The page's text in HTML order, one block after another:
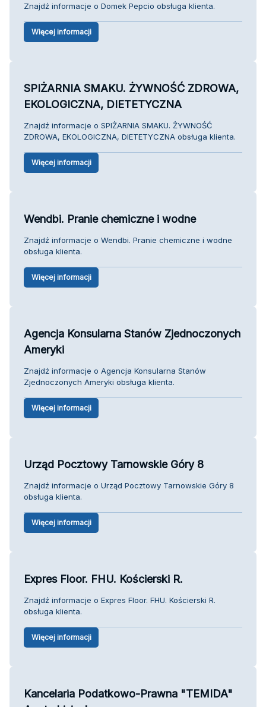
Znajdź informacje o Domek Pepcio obsługa klienta.
Więcej informacji
SPIŻARNIA SMAKU. ŻYWNOŚĆ ZDROWA,
EKOLOGICZNA, DIETETYCZNA
Znajdź informacje o SPIŻARNIA SMAKU. ŻYWNOŚĆ
ZDROWA, EKOLOGICZNA, DIETETYCZNA obsługa klienta.
Więcej informacji
Wendbi. Pranie chemiczne i wodne
Znajdź informacje o Wendbi. Pranie chemiczne i wodne
obsługa klienta.
Więcej informacji
Agencja Konsularna Stanów Zjednoczonych
Ameryki
Znajdź informacje o Agencja Konsularna Stanów
Zjednoczonych Ameryki obsługa klienta.
Więcej informacji
Urząd Pocztowy Tarnowskie Góry 8
Znajdź informacje o Urząd Pocztowy Tarnowskie Góry 8
obsługa klienta.
Więcej informacji
Expres Floor. FHU. Kościerski R.
Znajdź informacje o Expres Floor. FHU. Kościerski R.
obsługa klienta.
Więcej informacji
Kancelaria Podatkowo-Prawna "TEMIDA"